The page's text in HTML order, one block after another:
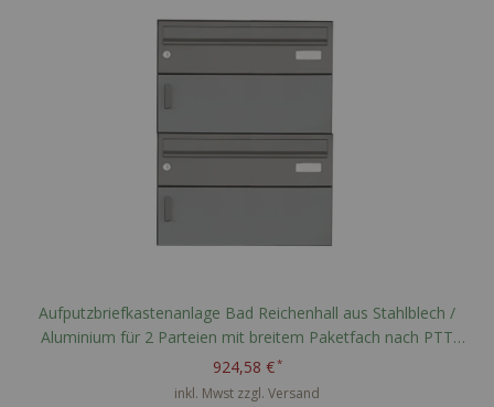
Aufputzbriefkastenanlage Bad Reichenhall aus Stahlblech /
Aluminium für 2 Parteien mit breitem Paketfach nach PTT
Norm - RAL nach Wahl
924,58 €
inkl. Mwst zzgl. Versand